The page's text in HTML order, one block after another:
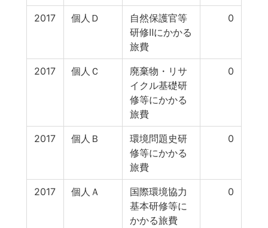
2017 個人Ｄ
自然保護官等
研修Ⅱにかかる
旅費
0
2017 個人Ｃ
廃棄物・リサ
イクル基礎研
修等にかかる
旅費
0
2017 個人Ｂ
環境問題史研
修等にかかる
旅費
0
2017 個人Ａ
国際環境協力
基本研修等に
かかる旅費
0